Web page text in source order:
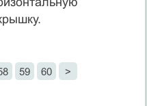
59 60 >